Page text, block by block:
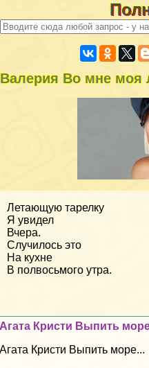
Валерия Во мне моя
Летающую тарелку
Я увидел
Вчера.
Случилось это
На кухне
В полвосьмого утра.
Агата Кристи Выпить
Агата Кристи Выпить море...